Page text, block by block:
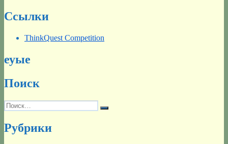
Ссылки
ThinkQuest Competition
еуые
Поиск
Искать:
Поиск
Рубрики